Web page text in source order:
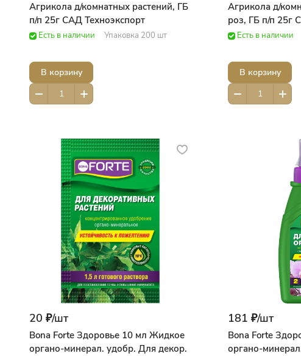
Агрикола д/комнатных растений, ГБ
п/п 25г САД Техноэкспорт
Есть в наличии Упаковка 200 шт
В корзину
Агрикола д/
роз, ГБ п/п 25г
Есть в наличии
В корзину
20 ₽/шт
Bona Forte Здоровье 10 мл Жидкое
органо-минерал. удобр. Для декор.
181 ₽/шт
Bona Forte
органо-